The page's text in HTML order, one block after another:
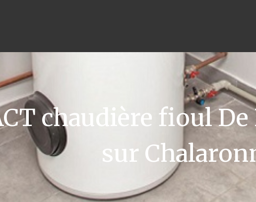
chaudière fioul
sur